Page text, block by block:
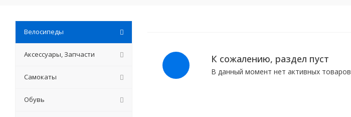
К сожалению, раздел пуст
В данный момент нет активных товаров
Велосипеды
Аксессуары, Запчасти
Самокаты
Обувь